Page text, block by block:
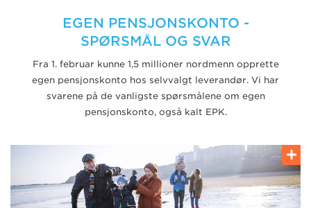
EGEN PENSJONSKONTO -
SPØRSMÅL OG SVAR
Fra 1. februar kunne 1,5 millioner nordmenn opprette
egen pensjonskonto hos selvvalgt leverandør. Vi har
svarene på de vanligste spørsmålene om egen
pensjonskonto, også kalt EPK.